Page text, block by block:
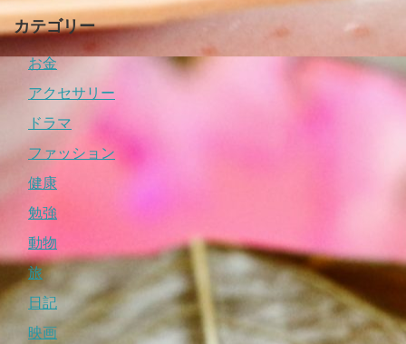
カテゴリー
お金
アクセサリー
ドラマ
ファッション
健康
勉強
動物
旅
日記
映画